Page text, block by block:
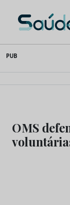
to
content
Saúde Oral
PUB
OMS